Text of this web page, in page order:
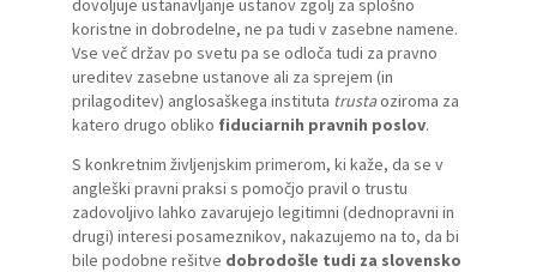
dovoljuje ustanavljanje ustanov zgolj za splošno
koristne in dobrodelne, ne pa tudi v zasebne namene.
Vse več držav po svetu pa se odloča tudi za pravno
ureditev zasebne ustanove ali za sprejem (in
prilagoditev) anglosaškega instituta trustaoziroma za
katero drugo obliko fiduciarnih pravnih poslov.
S konkretnim življenjskim primerom, ki kaže, da se v
angleški pravni praksi s pomočjo pravil o trustu
zadovoljivo lahko zavarujejo legitimni (dednopravni in
drugi) interesi posameznikov, nakazujemo na to, da bi
bile podobne rešitve dobrodošle tudi za slovensko